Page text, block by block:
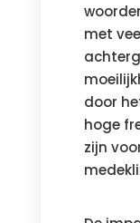
met
door
hoge
zijn